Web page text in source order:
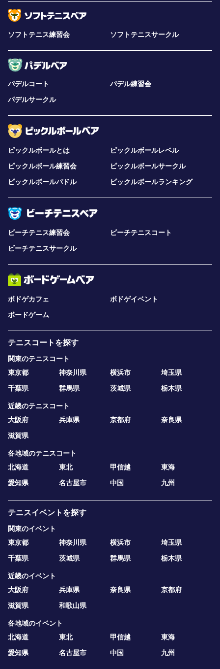
ソフトテニス練習会 ソフトテニスサークル
パデルコート
パデル練習会
パデルサークル
ピックルボールとは
ピックルボールレベル
ピックルボール練習会
ピックルボールサークル
ピックルボールパドル
ピックルボールランキング
ビーチテニス練習会
ビーチテニスコート
ビーチテニスサークル
ボドゲカフェ
ボドゲイベント
ボードゲーム
テニスコートを探す
関東のテニスコート
東京都
神奈川県 横浜市
埼玉県
千葉県
群馬県 茨城県 栃木県
近畿のテニスコート
大阪府
兵庫県 京都府
奈良県
滋賀県
各地域のテニスコート
北海道
東北 甲信越
東海
愛知県
名古屋市 中国 九州
テニスイベントを探す
関東のイベント
東京都
神奈川県 横浜市
埼玉県
千葉県
茨城県 群馬県 栃木県
近畿のイベント
大阪府
兵庫県 奈良県
京都府
滋賀県
和歌山県
各地域のイベント
北海道
東北 甲信越
東海
愛知県
名古屋市 中国 九州